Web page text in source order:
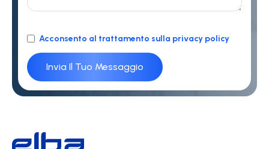
Acconsento al trattamento sulla privacy policy